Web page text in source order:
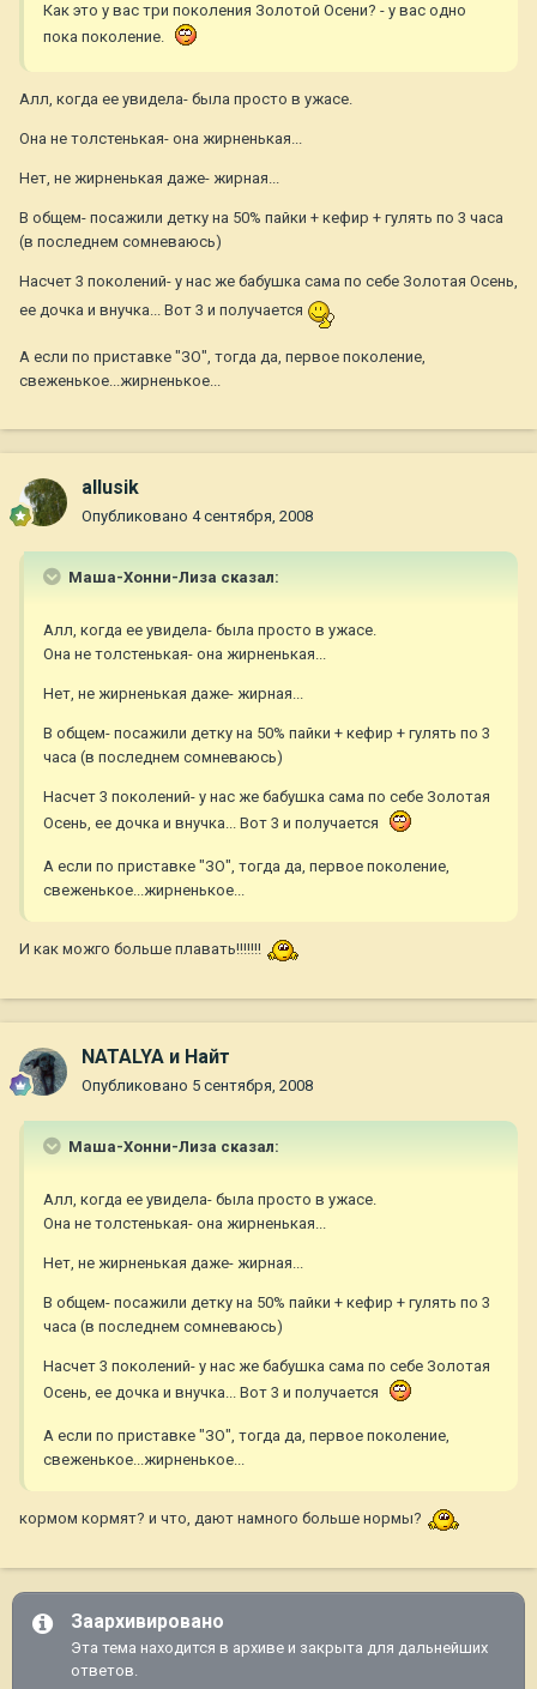
Как это у вас три поколения Золотой Осени? - у вас одно
пока поколение.
Алл, когда ее увидела- была просто в ужасе.
Она не толстенькая- она жирненькая...
Нет, не жирненькая даже- жирная...
В общем- посажили детку на 50% пайки + кефир + гулять по 3 часа
(в последнем сомневаюсь)
Насчет 3 поколений- у нас же бабушка сама по себе Золотая Осень,
ее дочка и внучка... Вот 3 и получается
А если по приставке "ЗО", тогда да, первое поколение,
свеженькое...жирненькое...
allusik
Опубликовано 4 сентября, 2008
Маша-Хонни-Лиза сказал:
Алл, когда ее увидела- была просто в ужасе.
Она не толстенькая- она жирненькая...
Нет, не жирненькая даже- жирная...
В общем- посажили детку на 50% пайки + кефир + гулять по 3
часа (в последнем сомневаюсь)
Насчет 3 поколений- у нас же бабушка сама по себе Золотая
Осень, ее дочка и внучка... Вот 3 и получается
А если по приставке "ЗО", тогда да, первое поколение,
свеженькое...жирненькое...
И как можго больше плавать!!!!!!!
NATALYA и Найт
Опубликовано 5 сентября, 2008
Маша-Хонни-Лиза сказал:
Алл, когда ее увидела- была просто в ужасе.
Она не толстенькая- она жирненькая...
Нет, не жирненькая даже- жирная...
В общем- посажили детку на 50% пайки + кефир + гулять по 3
часа (в последнем сомневаюсь)
Насчет 3 поколений- у нас же бабушка сама по себе Золотая
Осень, ее дочка и внучка... Вот 3 и получается
А если по приставке "ЗО", тогда да, первое поколение,
свеженькое...жирненькое...
кормом кормят? и что, дают намного больше нормы?
Заархивировано
Эта тема находится в архиве и закрыта для дальнейших
ответов.